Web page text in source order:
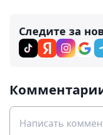
Следите за